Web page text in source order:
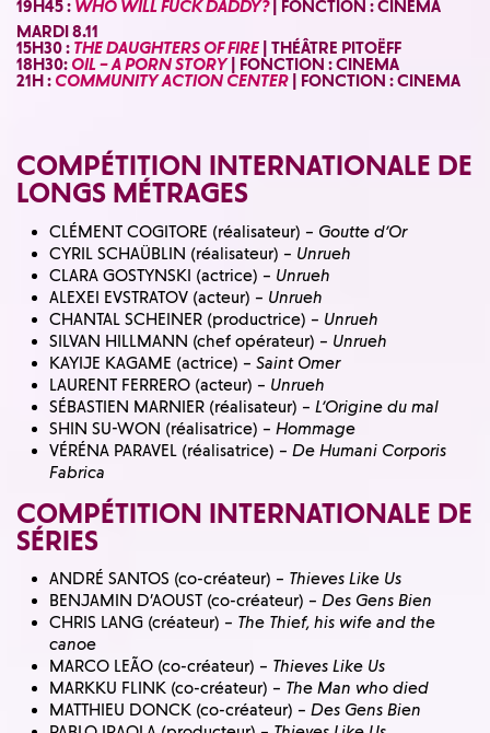
19H45 : WHO WILL FUCK DADDY?| FONCTION : CINEMA
MARDI 8.11
15H30 : THE DAUGHTERS OF FIRE | THÉÂTRE PITOËFF
18H30: OIL – A PORN STORY| FONCTION : CINEMA
21H : COMMUNITY ACTION CENTER | FONCTION : CINEMA
COMPÉTITION INTERNATIONALE DE
LONGS MÉTRAGES
CLÉMENT COGITORE (réalisateur) – Goutte d’Or
CYRIL SCHAÜBLIN (réalisateur) – Unrueh
CLARA GOSTYNSKI (actrice) – Unrueh
ALEXEI EVSTRATOV (acteur) – Unrueh
CHANTAL SCHEINER (productrice) – Unrueh
SILVAN HILLMANN (chef opérateur) – Unrueh
KAYIJE KAGAME (actrice) – Saint Omer
LAURENT FERRERO (acteur) – Unrueh
SÉBASTIEN MARNIER (réalisateur) – L’Origine du mal
SHIN SU-WON (réalisatrice) – Hommage
VÉRÉNA PARAVEL (réalisatrice) – De Humani Corporis
Fabrica
COMPÉTITION INTERNATIONALE DE
SÉRIES
ANDRÉ SANTOS (co-créateur) – Thieves Like Us
BENJAMIN D’AOUST (co-créateur) – Des Gens Bien
CHRIS LANG (créateur) – The Thief, his wife and the
canoe
MARCO LEÃO (co-créateur) – Thieves Like Us
MARKKU FLINK (co-créateur) – The Man who died
MATTHIEU DONCK (co-créateur) – Des Gens Bien